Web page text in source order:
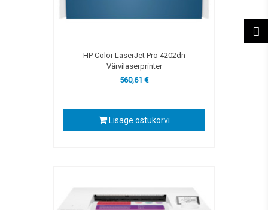
HP Color LaserJet Pro 4202dn
Värvilaserprinter
560,61 €
Lisage ostukorvi